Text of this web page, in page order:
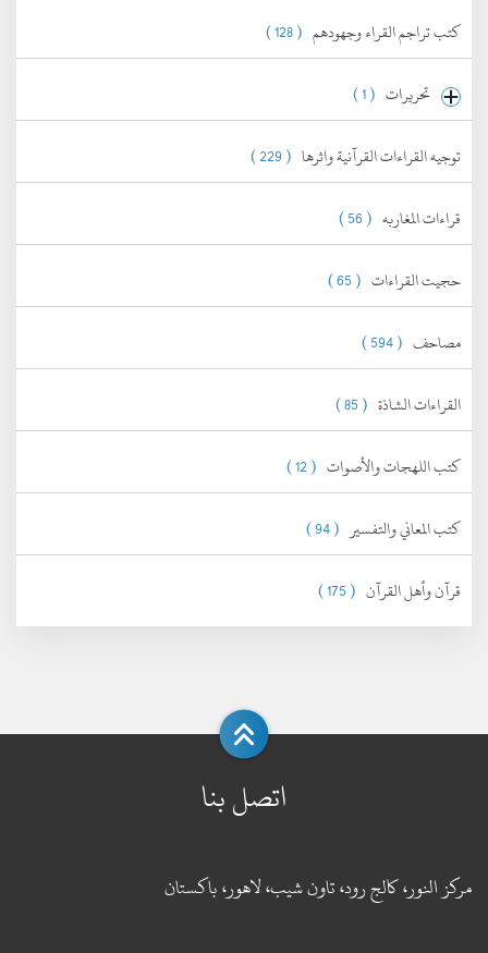
كتب تراجم القراء وجهودهم ( 128 )
تحريرات ( 1 )
توجيه القراءات القرآنية واثرها ( 229 )
قراءات المغاربه ( 56 )
حجيت القراءات ( 65 )
مصاحف ( 594 )
القراءات الشاذة ( 85 )
كتب اللهجات والأصوات ( 12 )
كتب المعاني والتفسير ( 94 )
قرآن وأهل القرآن ( 175 )
اتصل بنا
مركز النور، كالج رود، تاون شيب، لاهور، باكستان